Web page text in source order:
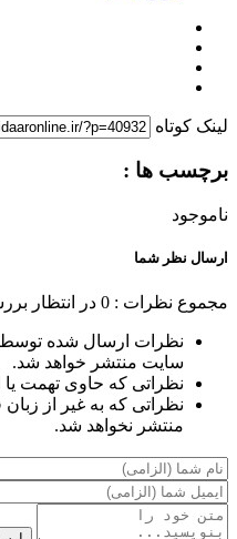
لینک کوتاه
برچسب ها :
ناموجود
ارسال نظر شما
مجموع نظرات : 0 در انتظار
نظرات ارسال شده توسط
سایت منتشر خواهد شد.
نظراتی که حاوی تهمت یا
نظراتی که به غیر از
منتشر نخواهد شد.